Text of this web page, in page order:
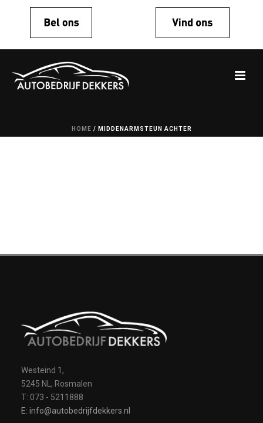
HOME / MIDDENARMSTEUN ACHTER
Westeind 1,
5245 NL, Rosmalen
T: 073 - 5211888
E: info@autobedrijfdekkers.nl